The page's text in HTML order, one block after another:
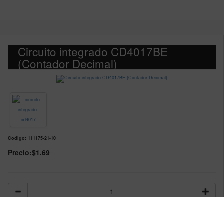
Circuito integrado CD4017BE
(Contador Decimal)
Codigo: 111175-21-10
Precio:$1.69